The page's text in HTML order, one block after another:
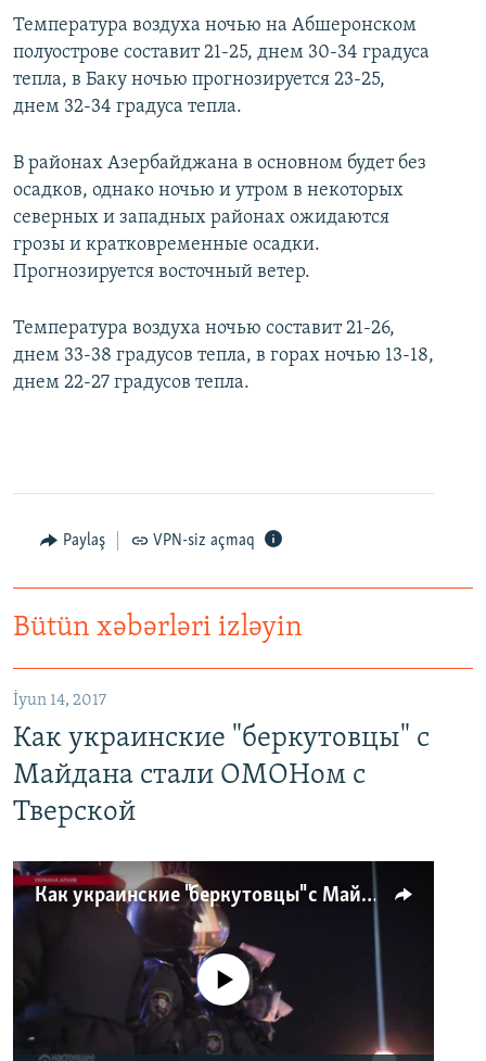
Температура воздуха ночью на Абшеронском
полуострове составит 21-25, днем 30-34 градуса
тепла, в Баку ночью прогнозируется 23-25,
днем 32-34 градуса тепла.
В районах Азербайджана в основном будет без
осадков, однако ночью и утром в некоторых
северных и западных районах ожидаются
грозы и кратковременные осадки.
Прогнозируется восточный ветер.
Температура воздуха ночью составит 21-26,
днем 33-38 градусов тепла, в горах ночью 13-18,
днем 22-27 градусов тепла.
Paylaş VPN-siz açmaq
Bütün xəbərləri izləyin
İyun 14, 2017
Как украинские "беркутовцы" с
Майдана стали ОМОНом с
Тверской
Как украинские "беркутовцы" с Майдана стали ОМОНом с Тверской
No media source currently available